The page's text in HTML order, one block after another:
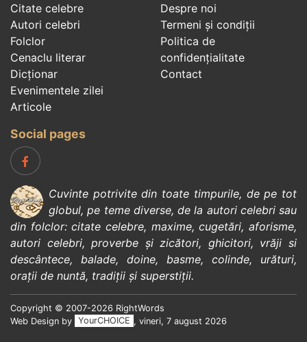
Citate celebre
Autori celebri
Folclor
Cenaclu literar
Dicționar
Evenimentele zilei
Articole
Despre noi
Termeni și condiții
Politica de
confidenţialitate
Contact
Social pages
Cuvinte potrivite din toate timpurile, de pe tot
globul, pe teme diverse, de la autori celebrisau
din folclor:citate celebre, maxime,cugetări,aforisme,
autori celebri,proverbe și zicători, ghicitori, vrăji si
descântece, balade, doine, basme, colinde, urături,
orații de nuntă, tradiții și superstiții.
Copyright © 2007-2026 RightWords
Web Design by
YourCHOICE , vineri, 7 august 2026